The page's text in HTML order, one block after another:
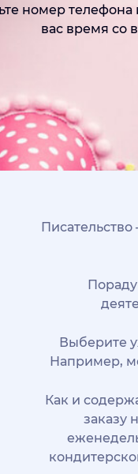
номер
вас время со
Выберите
Например,
Как и
заказу